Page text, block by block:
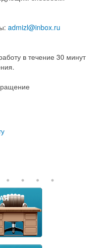
admizl@inbox.ru
в течение 30 минут